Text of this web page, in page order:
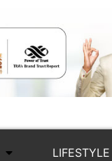
LIFESTYLE